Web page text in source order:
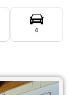
4